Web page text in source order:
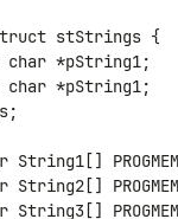
stStrings {
String1[]
String2[]
String3[]